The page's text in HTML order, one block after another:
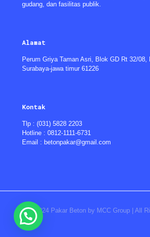
gudang, dan fasilitas publik.
Alamat
Perum Griya Taman Asri, Blok GD Rt 32/08,
Surabaya-jawa timur 61226
Kontak
Tlp : (031) 5828 2203
Hotline : 0812-1111-6731
Email : betonpakar@gmail.com
© 2024 Pakar Beton by MCC Group | All